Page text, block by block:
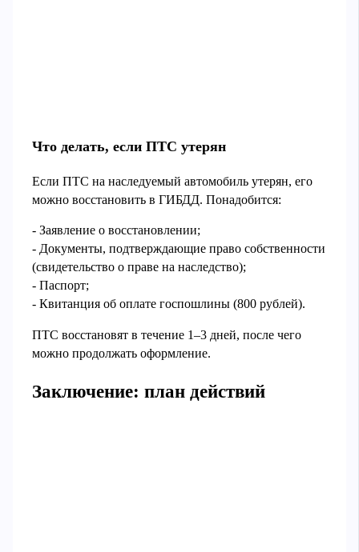
Что делать, если ПТС утерян
Если ПТС на наследуемый автомобиль утерян, его
можно восстановить в ГИБДД. Понадобится:
- Заявление о восстановлении;
- Документы, подтверждающие право собственности
(свидетельство о праве на наследство);
- Паспорт;
- Квитанция об оплате госпошлины (800 рублей).
ПТС восстановят в течение 1–3 дней, после чего
можно продолжать оформление.
Заключение: план действий